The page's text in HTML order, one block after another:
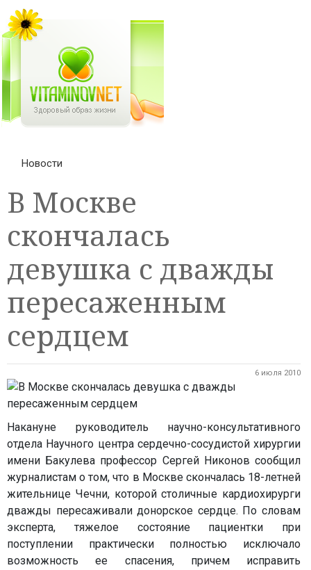
Новости
В Москве
скончалась
девушка с дважды
пересаженным
сердцем
6 июля 2010
Накануне руководитель научно-консультативного
отдела Научного центра сердечно-сосудистой хирургии
имени Бакулева профессор Сергей Никонов сообщил
журналистам о том, что в Москве скончалась 18-летней
жительнице Чечни, которой столичные кардиохирурги
дважды пересаживали донорское сердце. По словам
эксперта, тяжелое состояние пациентки при
поступлении практически полностью исключало
возможность ее спасения, причем исправить